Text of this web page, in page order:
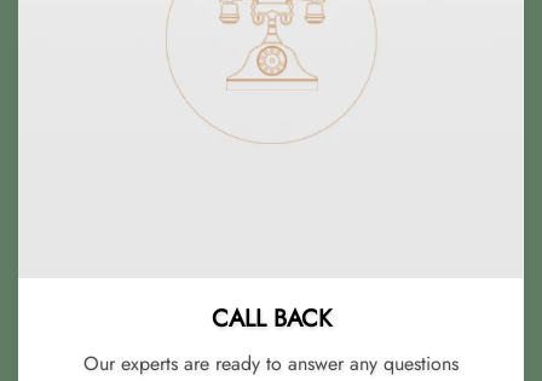
CALL BACK
Our experts are ready to answer any questions